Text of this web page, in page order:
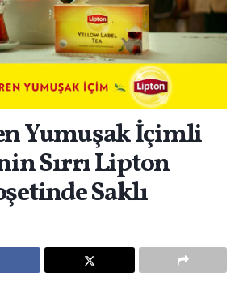
Yumuşak İçimli
Sırrı Lipton
Saklı